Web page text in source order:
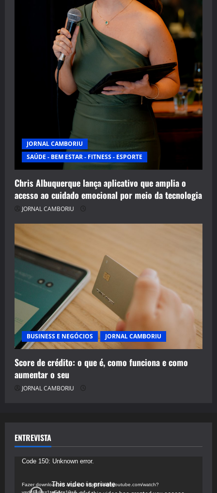
JORNAL CAMBORIU
SAÚDE - BEM ESTAR - FITNESS - ESPORTE
Chris Albuquerque lança aplicativo que amplia o
acesso ao cuidado emocional por meio da tecnologia
JORNAL CAMBORIU
BUSINESS E NEGÓCIOS JORNAL CAMBORIU
Score de crédito: o que é, como funciona e como
aumentar o seu
JORNAL CAMBORIU
ENTREVISTA
Tocador
vídeo
Code 150: Unknown error.
Fazer download do arquivo: https://www.youtube.com/watch?